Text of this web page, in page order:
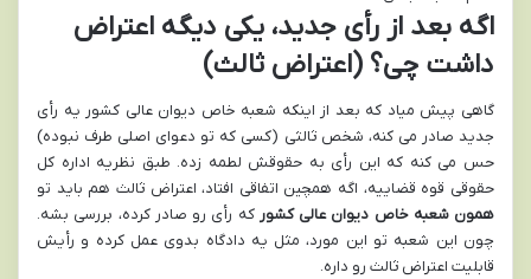
اگه بعد از رأی جدید، یکی دیگه اعتراض
داشت چی؟ (اعتراض ثالث)
گاهی پیش میاد که بعد از اینکه شعبه خاص دیوان عالی کشور یه رأی
جدید صادر می کنه، شخص ثالثی (کسی که تو دعوای اصلی طرف نبوده)
حس می کنه که این رأی به حقوقش لطمه زده. طبق نظریه اداره کل
حقوقی قوه قضاییه، اگه همچین اتفاقی افتاد، اعتراض ثالث هم باید تو
همون شعبه خاص دیوان عالی کشور که رأی رو صادر کرده، بررسی بشه.
چون این شعبه تو این مورد، مثل یه دادگاه بدوی عمل کرده و رأیش
قابلیت اعتراض ثالث رو داره.